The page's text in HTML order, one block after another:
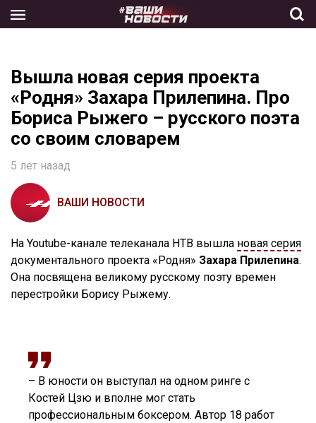
the
Вышла новая серия проекта
«Родня» Захара Прилепина. Про
Бориса Рыжего – русского поэта
со своим словарем
5 лет назад
ВАШИ НОВОСТИ
На Youtube-канале телеканала НТВ вышла новая серия
документального проекта «Родня» Захара Прилепина.
Она посвящена великому русскому поэту времен
перестройки Борису Рыжему.
– В юности он выступал на одном ринге с
Костей Цзю и вполне мог стать
профессиональным боксером. Автор 18 работ